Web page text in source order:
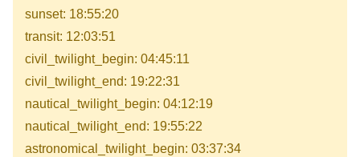
sunset: 18:55:20
transit: 12:03:51
civil_twilight_begin: 04:45:11
civil_twilight_end: 19:22:31
nautical_twilight_begin: 04:12:19
nautical_twilight_end: 19:55:22
astronomical_twilight_begin: 03:37:34